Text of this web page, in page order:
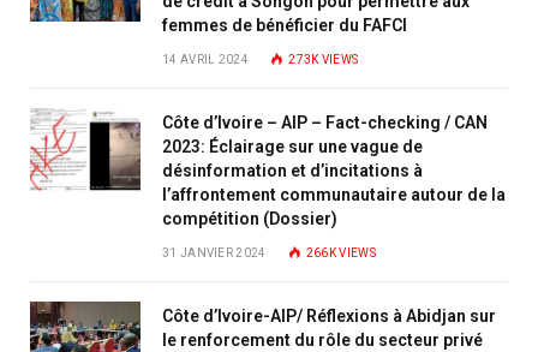
femmes de bénéficier du FAFCI
14 AVRIL 2024 273K VIEWS
Côte d’Ivoire – AIP – Fact-checking / CAN
2023: Éclairage sur une vague de
désinformation et d’incitations à
l’affrontement communautaire autour de la
compétition (Dossier)
31 JANVIER 2024 266KVIEWS
Côte d’Ivoire-AIP/ Réflexions à Abidjan sur
le renforcement du rôle du secteur privé